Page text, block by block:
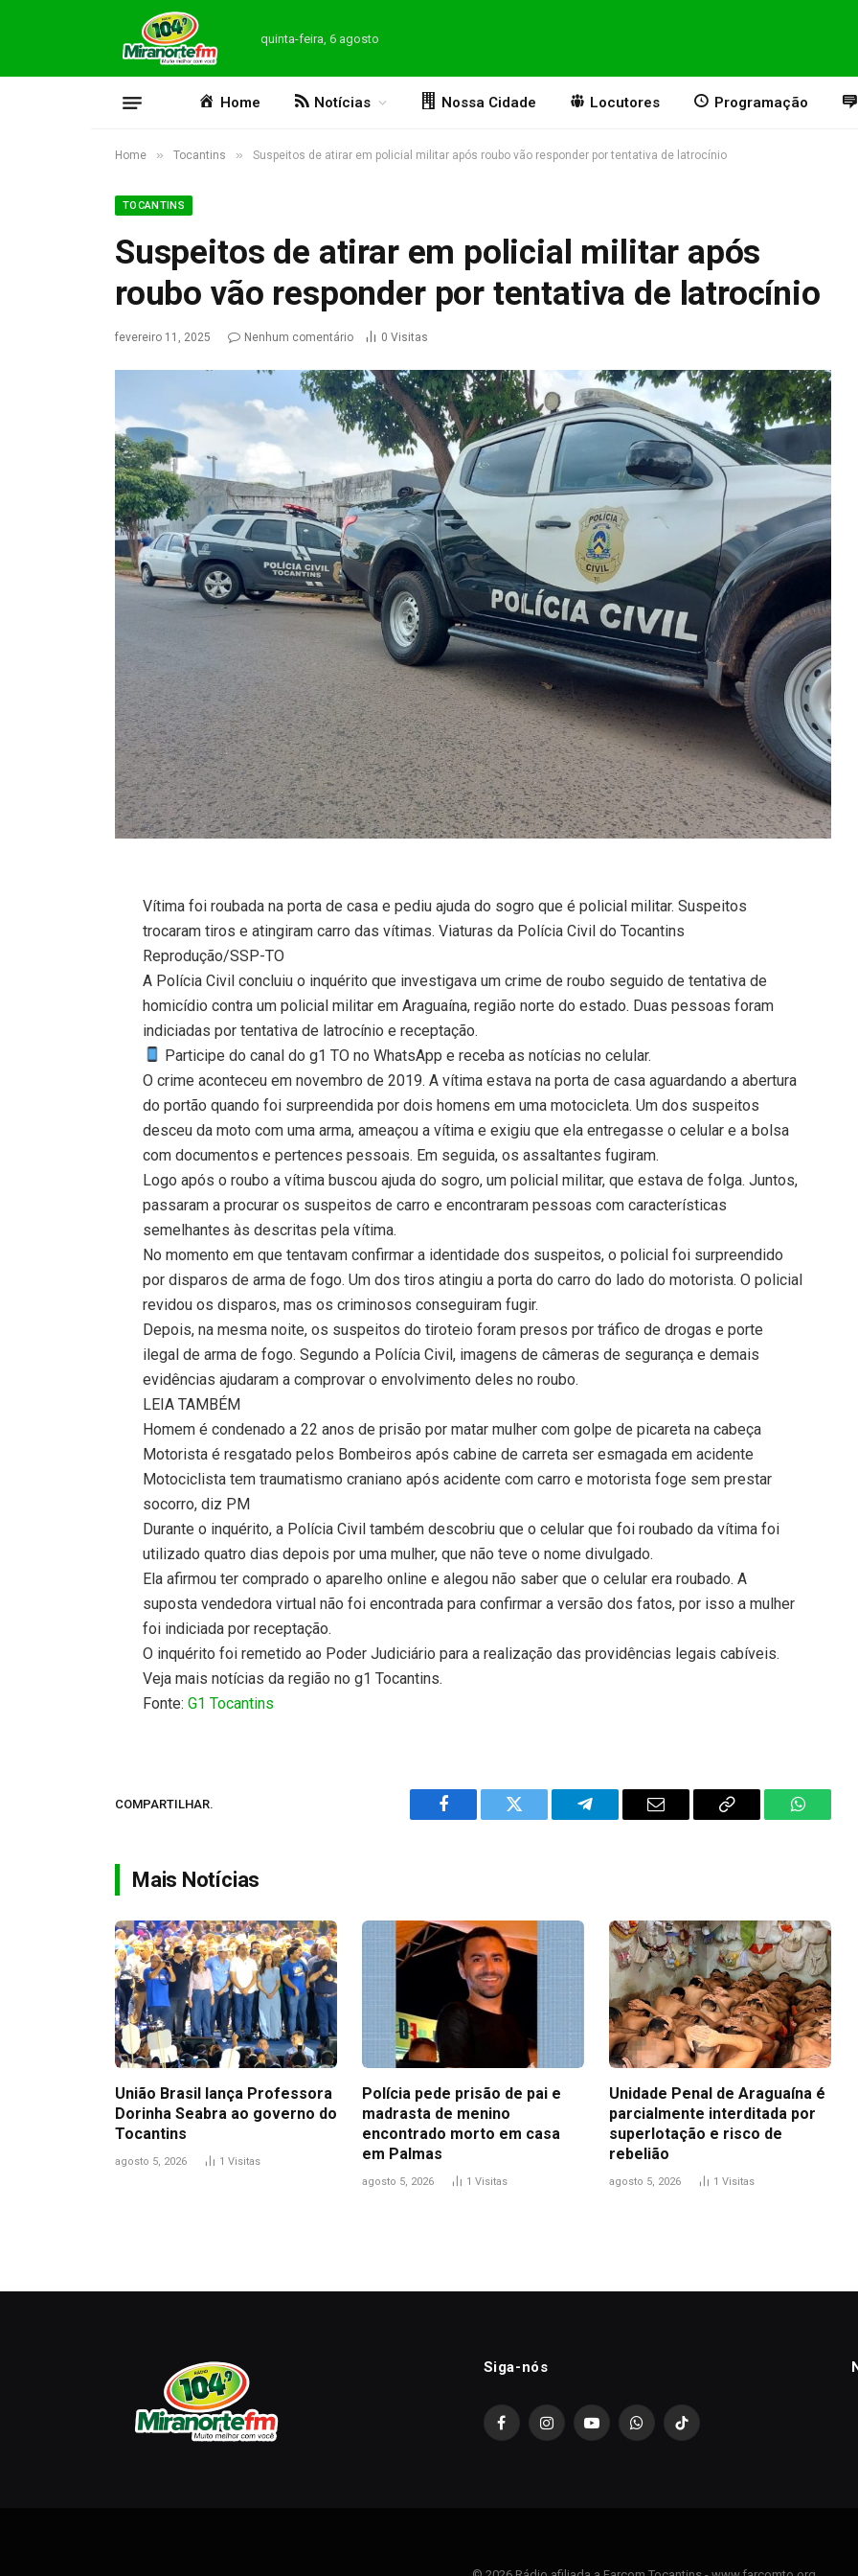
quinta-feira, 6 agosto
Home Notícias Nossa Cidade Locutores Programação
Home » Tocantins » Suspeitos de atirar em policial militar após roubo vão responder por tentativa de latrocínio
TOCANTINS
Suspeitos de atirar em policial militar após
roubo vão responder por tentativa de latrocínio
fevereiro 11, 2025 Nenhum comentário 0 Visitas
Vítima foi roubada na porta de casa e pediu ajuda do sogro que é policial militar. Suspeitos
trocaram tiros e atingiram carro das vítimas. Viaturas da Polícia Civil do Tocantins
Reprodução/SSP-TO
A Polícia Civil concluiu o inquérito que investigava um crime de roubo seguido de tentativa de
homicídio contra um policial militar em Araguaína, região norte do estado. Duas pessoas foram
indiciadas por tentativa de latrocínio e receptação.
Participe do canal do g1 TO no WhatsApp e receba as notícias no celular.
O crime aconteceu em novembro de 2019. A vítima estava na porta de casa aguardando a abertura
do portão quando foi surpreendida por dois homens em uma motocicleta. Um dos suspeitos
desceu da moto com uma arma, ameaçou a vítima e exigiu que ela entregasse o celular e a bolsa
com documentos e pertences pessoais. Em seguida, os assaltantes fugiram.
Logo após o roubo a vítima buscou ajuda do sogro, um policial militar, que estava de folga. Juntos,
passaram a procurar os suspeitos de carro e encontraram pessoas com características
semelhantes às descritas pela vítima.
No momento em que tentavam confirmar a identidade dos suspeitos, o policial foi surpreendido
por disparos de arma de fogo. Um dos tiros atingiu a porta do carro do lado do motorista. O policial
revidou os disparos, mas os criminosos conseguiram fugir.
Depois, na mesma noite, os suspeitos do tiroteio foram presos por tráfico de drogas e porte
ilegal de arma de fogo. Segundo a Polícia Civil, imagens de câmeras de segurança e demais
evidências ajudaram a comprovar o envolvimento deles no roubo.
LEIA TAMBÉM
Homem é condenado a 22 anos de prisão por matar mulher com golpe de picareta na cabeça
Motorista é resgatado pelos Bombeiros após cabine de carreta ser esmagada em acidente
Motociclista tem traumatismo craniano após acidente com carro e motorista foge sem prestar
socorro, diz PM
Durante o inquérito, a Polícia Civil também descobriu que o celular que foi roubado da vítima foi
utilizado quatro dias depois por uma mulher, que não teve o nome divulgado.
Ela afirmou ter comprado o aparelho online e alegou não saber que o celular era roubado. A
suposta vendedora virtual não foi encontrada para confirmar a versão dos fatos, por isso a mulher
foi indiciada por receptação.
O inquérito foi remetido ao Poder Judiciário para a realização das providências legais cabíveis.
Veja mais notícias da região no g1 Tocantins.
Fonte:G1 Tocantins
COMPARTILHAR.
Facebook Twitter Telegram Email
Copy
Mais Notícias
União Brasil lança Professora
Dorinha Seabra ao governo do
Tocantins
agosto 5, 2026 1 Visitas
Polícia pede prisão de pai e
madrasta de menino
encontrado morto em casa
em Palmas
agosto 5, 2026 1 Visitas
Unidade Penal de Araguaína é
parcialmente interditada por
superlotação e risco de
rebelião
agosto 5, 2026 1 Visitas
Siga-nós
FacebookInstagramYouTubeWhatsAppTikTok